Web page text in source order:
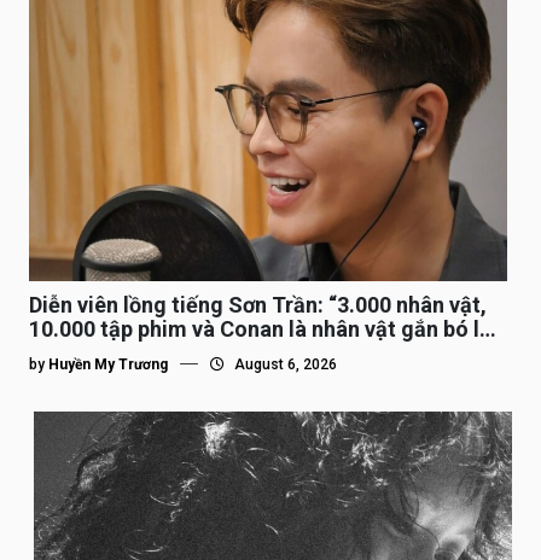
Diễn viên lồng tiếng Sơn Trần: “3.000 nhân vật,
10.000 tập phim và Conan là nhân vật gắn bó lâu
nhất”
by Huyền My Trương August 6, 2026